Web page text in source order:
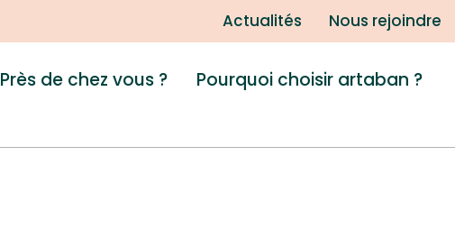
Actualités Nous rejoindre
Près de chez vous ? Pourquoi choisir artaban ?